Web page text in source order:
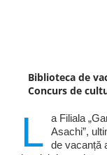
Biblioteca de
Concurs de
L
a Filiala
Asachi”,
de vacanță